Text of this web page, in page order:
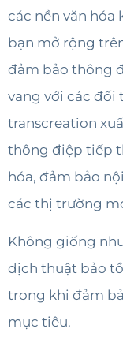
các nền văn hóa
bạn mở rộng
đảm bảo thông
vang với các đối
transcreation
thông điệp tiếp
hóa, đảm bảo
các thị trường
Không giống
dịch thuật bảo
trong khi đảm
mục tiêu.